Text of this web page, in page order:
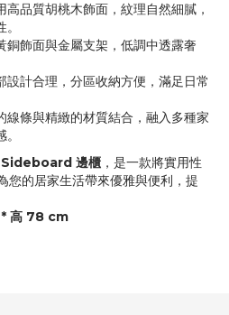
高品質胡桃木飾面，紋理自然細膩，
銅飾面與金屬支架，低調中透露奢
設計合理，分區收納方便，滿足日常
線條與精緻的材質結合，融入多種家
邊櫃 ，是一款將實用性
您的居家生活帶來優雅與便利，提
* 高 78 cm